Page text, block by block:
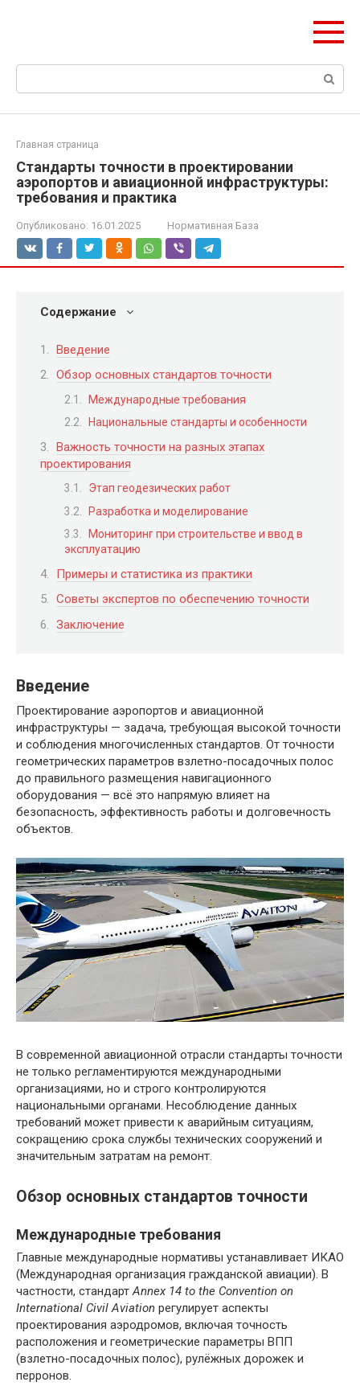
Поиск:
Главная страница
Стандарты точности в проектировании
аэропортов и авиационной инфраструктуры:
требования и практика
Опубликовано: 16.01.2025 Нормативная База
Содержание
Введение
Обзор основных стандартов точности
Международные требования
Национальные стандарты и особенности
Важность точности на разных этапах
проектирования
Этап геодезических работ
Разработка и моделирование
Мониторинг при строительстве и ввод в
эксплуатацию
Примеры и статистика из практики
Советы экспертов по обеспечению точности
Заключение
Введение
Проектирование аэропортов и авиационной
инфраструктуры — задача, требующая высокой точности
и соблюдения многочисленных стандартов. От точности
геометрических параметров взлетно-посадочных полос
до правильного размещения навигационного
оборудования — всё это напрямую влияет на
безопасность, эффективность работы и долговечность
объектов.
В современной авиационной отрасли стандарты точности
не только регламентируются международными
организациями, но и строго контролируются
национальными органами. Несоблюдение данных
требований может привести к аварийным ситуациям,
сокращению срока службы технических сооружений и
значительным затратам на ремонт.
Обзор основных стандартов точности
Международные требования
Главные международные нормативы устанавливает ИКАО
(Международная организация гражданской авиации). В
частности, стандартAnnex 14 to the Convention on
International Civil Aviation регулирует аспекты
проектирования аэродромов, включая точность
расположения и геометрические параметры ВПП
(взлетно-посадочных полос), рулёжных дорожек и
перронов.